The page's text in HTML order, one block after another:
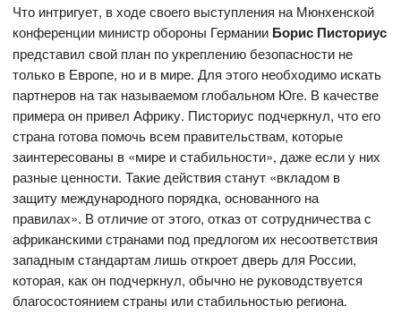
Что интригует, в ходе своего выступления на Мюнхенской
конференции министр обороны Германии Борис Писториус
представил свой план по укреплению безопасности не
только в Европе, но и в мире. Для этого необходимо искать
партнеров на так называемом глобальном Юге. В качестве
примера он привел Африку. Писториус подчеркнул, что его
страна готова помочь всем правительствам, которые
заинтересованы в «мире и стабильности», даже если у них
разные ценности. Такие действия станут «вкладом в
защиту международного порядка, основанного на
правилах». В отличие от этого, отказ от сотрудничества с
африканскими странами под предлогом их несоответствия
западным стандартам лишь откроет дверь для России,
которая, как он подчеркнул, обычно не руководствуется
благосостоянием страны или стабильностью региона.